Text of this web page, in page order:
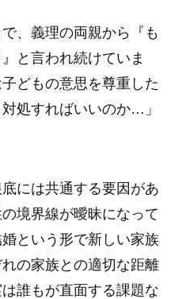
、義理の両親から『も
と言われ続けていま
どもの意思を尊重した
処すればいいのか…」
には共通する要因があ
境界線が曖昧になって
という形で新しい家族
の家族との適切な距離
誰もが直面する課題な